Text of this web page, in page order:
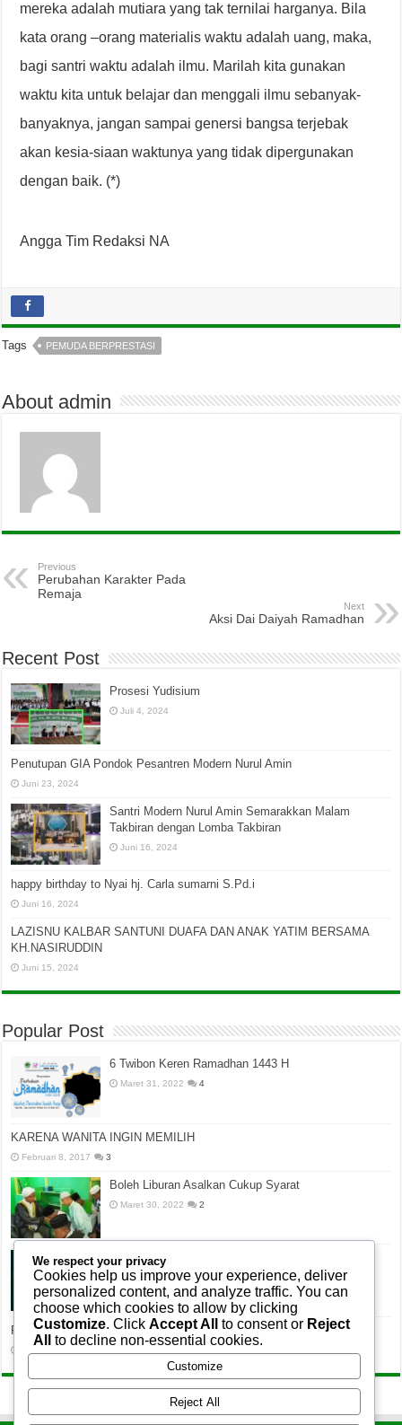
mereka adalah mutiara yang tak ternilai harganya. Bila
kata orang –orang materialis waktu adalah uang, maka,
bagi santri waktu adalah ilmu. Marilah kita gunakan
waktu kita untuk belajar dan menggali ilmu sebanyak-
banyaknya, jangan sampai genersi bangsa terjebak
akan kesia-siaan waktunya yang tidak dipergunakan
dengan baik. (*)
Angga Tim Redaksi NA
Tags PEMUDA BERPRESTASI
About admin
Previous
Perubahan Karakter Pada
Remaja
Next
Aksi Dai Daiyah Ramadhan
Recent Post
Prosesi Yudisium
Juli 4, 2024
Penutupan GIA Pondok Pesantren Modern Nurul Amin
Juni 23, 2024
Santri Modern Nurul Amin Semarakkan Malam
Takbiran dengan Lomba Takbiran
Juni 16, 2024
happy birthday to Nyai hj. Carla sumarni S.Pd.i
Juni 16, 2024
LAZISNU KALBAR SANTUNI DUAFA DAN ANAK YATIM BERSAMA
KH.NASIRUDDIN
Juni 15, 2024
Popular Post
6 Twibon Keren Ramadhan 1443 H
Maret 31, 2022 4
KARENA WANITA INGIN MEMILIH
Februari 8, 2017 3
Boleh Liburan Asalkan Cukup Syarat
Maret 30, 2022 2
Reuni Akbar Alumni Pontren Modern Nurul Amin
April 1, 2022 2
PROFIL PONPES NURUL AMIN KUBU PADI
We respect your privacy
Cookies help us improve your experience, deliver
personalized content, and analyze traffic. You can
choose which cookies to allow by clicking
Customize. Click Accept All to consent or Reject
All
to decline non-essential cookies.
Customize
Reject All